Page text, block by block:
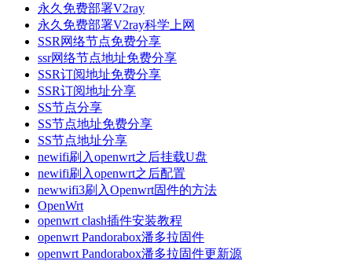
永久免费部署V2ray
永久免费部署V2ray科学上网
SSR网络节点免费分享
ssr网络节点地址免费分享
SSR订阅地址免费分享
SSR订阅地址分享
SS节点分享
SS节点地址免费分享
SS节点地址分享
newifi刷入openwrt之后挂载U盘
newifi刷入openwrt之后配置
newwifi3刷入Openwrt固件的方法
OpenWrt
openwrt clash插件安装教程
openwrt Pandorabox潘多拉固件
openwrt Pandorabox潘多拉固件更新源